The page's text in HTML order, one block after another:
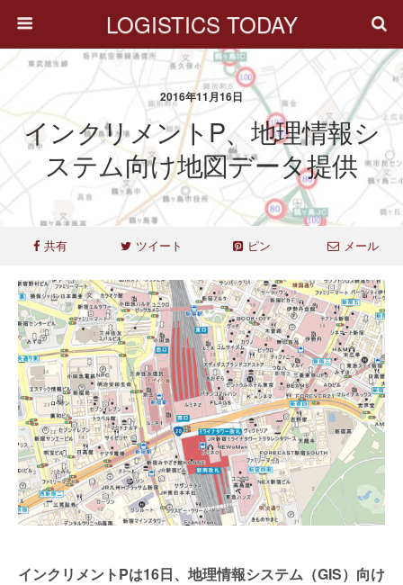
LOGISTICS TODAY
2016年11月16日
インクリメントP、地理情報シ
ステム向け地図データ提供
共有 ツイート ピン メール
インクリメントPは16日、地理情報システム（GIS）向け